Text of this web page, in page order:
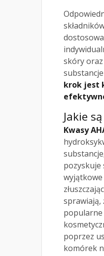
skóry
krok jest
Jakie
Kwasy
pozyskuje
wyjątkowe
sprawiają,
poprzez
komórek